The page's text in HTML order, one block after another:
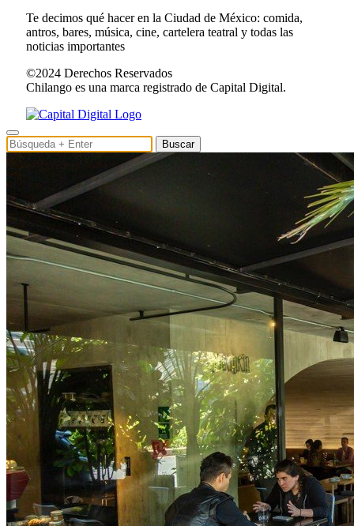
Te decimos qué hacer en la Ciudad de México: comida,
antros, bares, música, cine, cartelera teatral y todas las
noticias importantes
©2024 Derechos Reservados
Chilango es una marca registrado de Capital Digital.
Buscar